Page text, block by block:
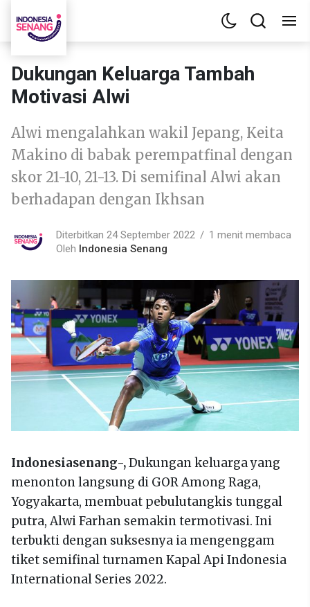
Dukungan Keluarga Tambah
Motivasi Alwi
Alwi mengalahkan wakil Jepang, Keita
Makino di babak perempatfinal dengan
skor 21-10, 21-13. Di semifinal Alwi akan
berhadapan dengan Ikhsan
Diterbitkan 24 September 2022
1 menit membaca
Oleh Indonesia Senang
Indonesiasenang-,Dukungan keluarga yang
menonton langsung di GOR Among Raga,
Yogyakarta, membuat pebulutangkis tunggal
putra, Alwi Farhan semakin termotivasi. Ini
terbukti dengan suksesnya ia mengenggam
tiket semifinal turnamen Kapal Api Indonesia
International Series 2022.